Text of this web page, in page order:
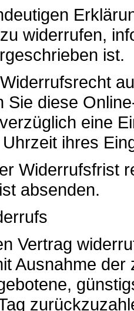
widerrufen,
ist.
Sie diese
eine
ihres
Widerrufsfrist
absenden.
Vertrag
Ausnahme